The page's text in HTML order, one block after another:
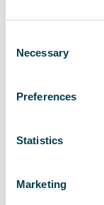
Selection
Necessary
Preferences
Statistics
Marketing